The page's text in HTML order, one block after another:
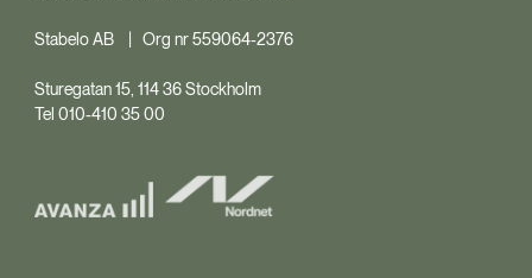
Stabelo AB | Org nr 559064-2376
Sturegatan 15, 114 36 Stockholm
Tel 010-410 35 00